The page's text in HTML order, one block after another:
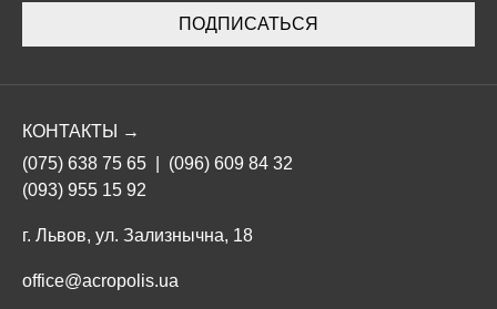
ПОДПИСАТЬСЯ
КОНТАКТЫ →
(075) 638 75 65
(096) 609 84 32
(093) 955 15 92
г. Львов, ул. Зализнычна, 18
office@acropolis.ua